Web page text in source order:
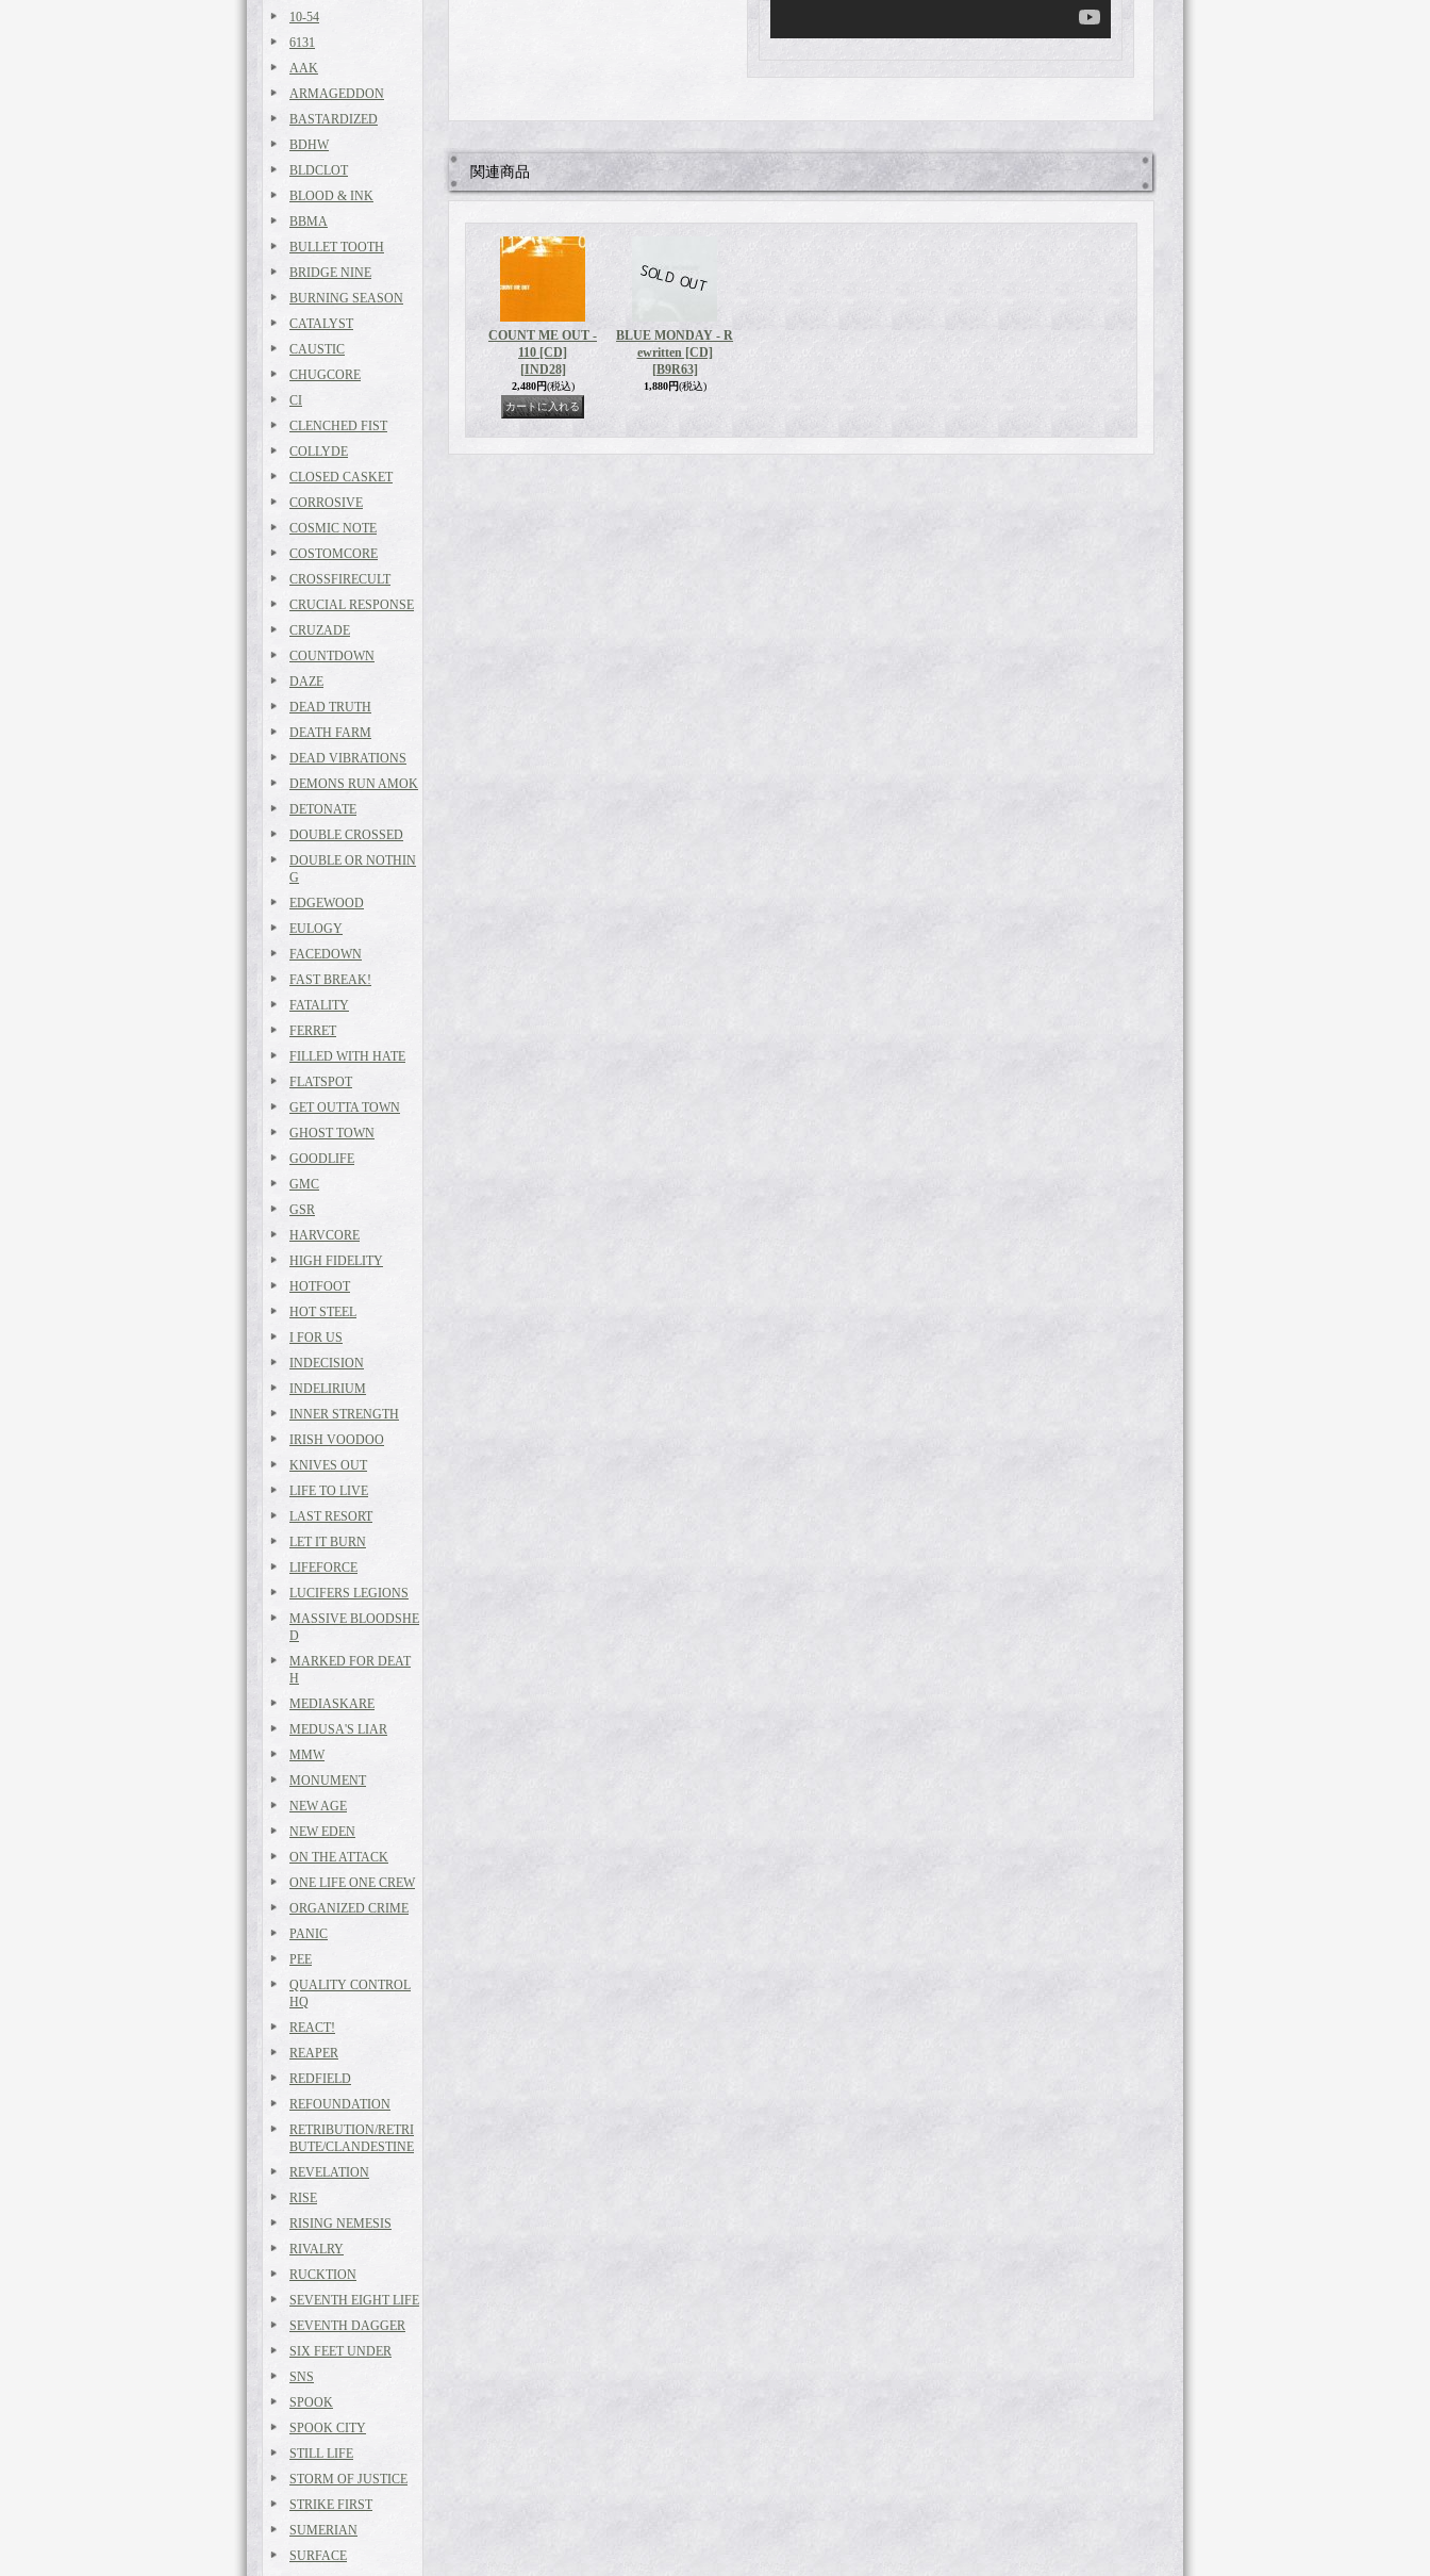
10-54
6131
AAK
ARMAGEDDON
BASTARDIZED
BDHW
BLDCLOT
BLOOD & INK
BBMA
BULLET TOOTH
BRIDGE NINE
BURNING SEASON
CATALYST
CAUSTIC
CHUGCORE
CI
CLENCHED FIST
COLLYDE
CLOSED CASKET
CORROSIVE
COSMIC NOTE
COSTOMCORE
CROSSFIRECULT
CRUCIAL RESPONSE
CRUZADE
COUNTDOWN
DAZE
DEAD TRUTH
DEATH FARM
DEAD VIBRATIONS
DEMONS RUN AMOK
DETONATE
DOUBLE CROSSED
DOUBLE OR NOTHIN
G
EDGEWOOD
EULOGY
FACEDOWN
FAST BREAK!
FATALITY
FERRET
FILLED WITH HATE
FLATSPOT
GET OUTTA TOWN
GHOST TOWN
GOODLIFE
GMC
GSR
HARVCORE
HIGH FIDELITY
HOTFOOT
HOT STEEL
I FOR US
INDECISION
INDELIRIUM
INNER STRENGTH
IRISH VOODOO
KNIVES OUT
LIFE TO LIVE
LAST RESORT
LET IT BURN
LIFEFORCE
LUCIFERS LEGIONS
MASSIVE BLOODSHE
D
MARKED FOR DEAT
H
MEDIASKARE
MEDUSA'S LIAR
MMW
MONUMENT
NEW AGE
NEW EDEN
ON THE ATTACK
ONE LIFE ONE CREW
ORGANIZED CRIME
PANIC
PEE
QUALITY CONTROL
HQ
REACT!
REAPER
REDFIELD
REFOUNDATION
RETRIBUTION/RETRI
BUTE/CLANDESTINE
REVELATION
RISE
RISING NEMESIS
RIVALRY
RUCKTION
SEVENTH EIGHT LIFE
SEVENTH DAGGER
SIX FEET UNDER
SNS
SPOOK
SPOOK CITY
STILL LIFE
STORM OF JUSTICE
STRIKE FIRST
SUMERIAN
SURFACE
関連商品
COUNT ME OUT -
110 [CD]
[IND28]
2,480円(税込)
BLUE MONDAY - R
ewritten [CD]
[B9R63]
1,880円(税込)